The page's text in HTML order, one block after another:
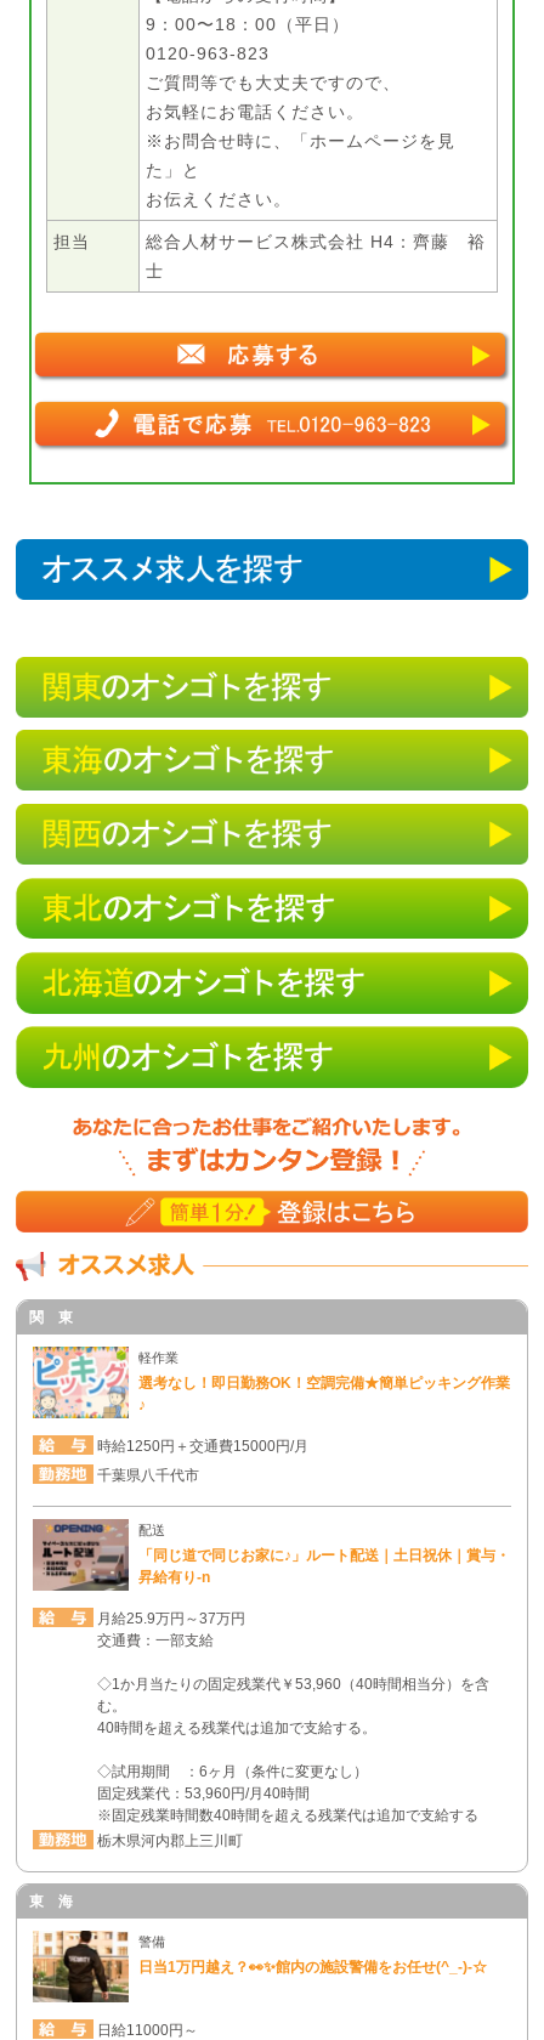
9：00〜18：00（平日）
0120-963-823
ご質問等でも大丈夫ですので、
お気軽にお電話ください。
※お問合せ時に、「ホームページを見
た」と
お伝えください。
担当
総合人材サービス株式会社 H4：齊藤 裕
士
関 東
軽作業
選考なし！即日勤務OK！空調完備★簡単ピッキング作業
♪
時給1250円＋交通費15000円/月
千葉県八千代市
配送
「同じ道で同じお家に♪」ルート配送｜土日祝休｜賞与・
昇給有り-n
月給25.9万円～37万円
交通費：一部支給
◇1か月当たりの固定残業代￥53,960（40時間相当分）を含
む。
40時間を超える残業代は追加で支給する。
◇試用期間 ：6ヶ月（条件に変更なし）
固定残業代：53,960円/月40時間
※固定残業時間数40時間を超える残業代は追加で支給する
栃木県河内郡上三川町
東 海
警備
日当1万円越え？👀✨館内の施設警備をお任せ(^_-)-☆
日給11000円～